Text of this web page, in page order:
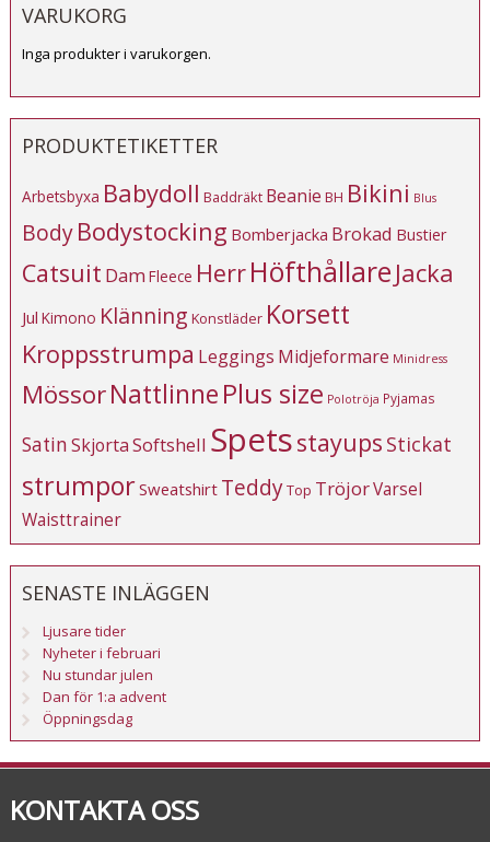
VARUKORG
Inga produkter i varukorgen.
PRODUKTETIKETTER
Arbetsbyxa Babydoll Baddräkt Beanie BH Bikini Blus
BodyBodystocking Bomberjacka Brokad Bustier
Catsuit DamFleece HerrHöfthållare Jacka
Jul Kimono Klänning Konstläder Korsett
Kroppsstrumpa Leggings Midjeformare Minidress
MössorNattlinnePlus size Polotröja Pyjamas
SatinSkjortaSoftshell Spetsstayups Stickat
strumporSweatshirt TeddyTop TröjorVarsel
Waisttrainer
SENASTE INLÄGGEN
Ljusare tider
Nyheter i februari
Nu stundar julen
Dan för 1:a advent
Öppningsdag
KONTAKTA OSS